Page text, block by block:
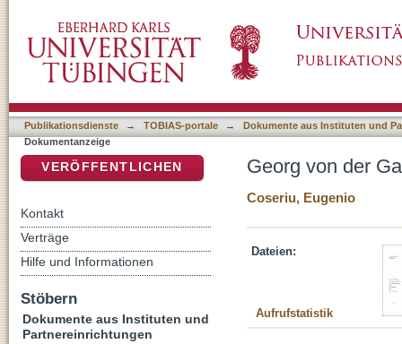
Publikationsdienste → TOBIAS-portale →
Dokumente aus Instituten und
Dokumentanzeige
Georg von der
Coseriu, Eugenio
Dateien:
Aufrufstatistik
VERÖFFENTLICHEN
Kontakt
Verträge
Hilfe und Informationen
Stöbern
Dokumente aus Instituten und
Partnereinrichtungen